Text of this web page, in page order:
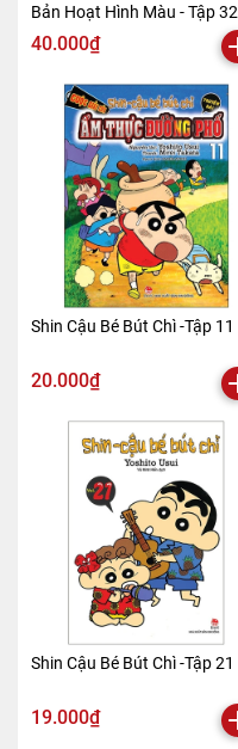
Bản Hoạt Hình Màu - Tập 32
(Tái Bản 2019)
40.000₫
Shin Cậu Bé Bút Chì -Tập 11
20.000₫
Shin Cậu Bé Bút Chì -Tập 21
19.000₫